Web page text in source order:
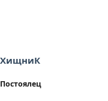
ХищниК
Постоялец